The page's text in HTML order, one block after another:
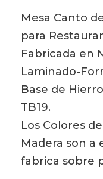
Mesa Canto
para
Fabricada en
Laminado-
Base de
TB19.
Los Colores
Madera son a
fabrica sobre